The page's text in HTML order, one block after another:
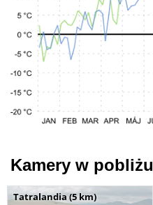
Kamery w pobliżu
Tatralandia (5 km)